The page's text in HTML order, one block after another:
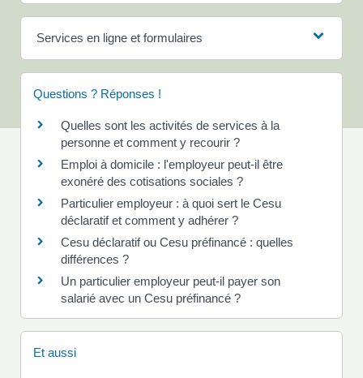
Services en ligne et formulaires
Questions ? Réponses !
Quelles sont les activités de services à la
personne et comment y recourir ?
Emploi à domicile : l'employeur peut-il être
exonéré des cotisations sociales ?
Particulier employeur : à quoi sert le Cesu
déclaratif et comment y adhérer ?
Cesu déclaratif ou Cesu préfinancé : quelles
différences ?
Un particulier employeur peut-il payer son
salarié avec un Cesu préfinancé ?
Et aussi